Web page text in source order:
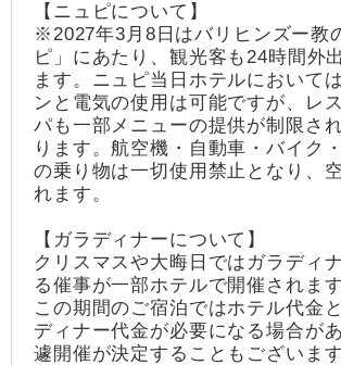
【ニュピについて】
※2027年3月8日はバリヒンズー教
ピ」にあたり、観光客も24時間外
ます。ニュピ当日ホテルにおいて
ンと電気の使用は可能ですが、レ
パも一部メニューの提供が制限さ
ります。航空機・自動車・バイク
の乗り物は一切使用禁止となり、
れます。
【ガラディナーについて】
クリスマスや大晦日ではガラディ
る催事が一部ホテルで開催されます
この期間のご宿泊ではホテル代金
ディナー代金が必要になる場合が
遽開催が決定することもございま